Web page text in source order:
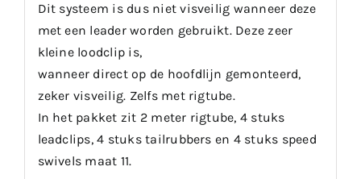
Dit systeem is dus niet visveilig wanneer deze
met een leader worden gebruikt. Deze zeer
kleine loodclip is,
wanneer direct op de hoofdlijn gemonteerd,
zeker visveilig. Zelfs met rigtube.
In het pakket zit 2 meter rigtube, 4 stuks
leadclips, 4 stuks tailrubbers en 4 stuks speed
swivels maat 11.